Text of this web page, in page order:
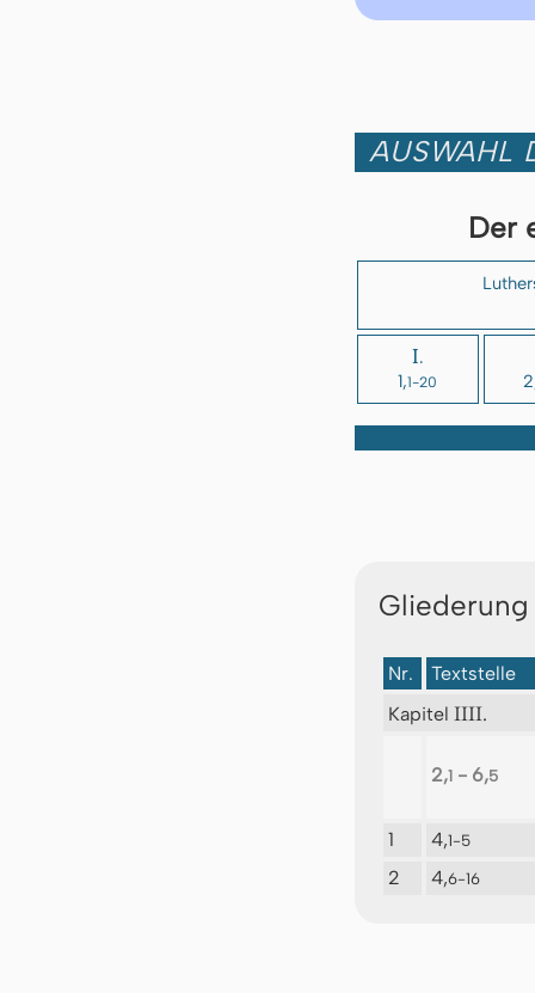
AUSWAHL
Der
I.
1,1-20
Nr.
Textstelle
Kapitel IIII.
2,1- 6,5
1 4,1-5
2 4,6-16